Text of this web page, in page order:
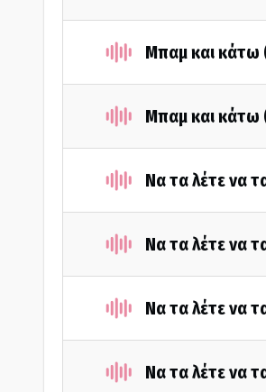
Μπαμ και
Μπαμ και
Να τα λέτε να
Να τα λέτε να
Να τα λέτε να
Να τα λέτε να